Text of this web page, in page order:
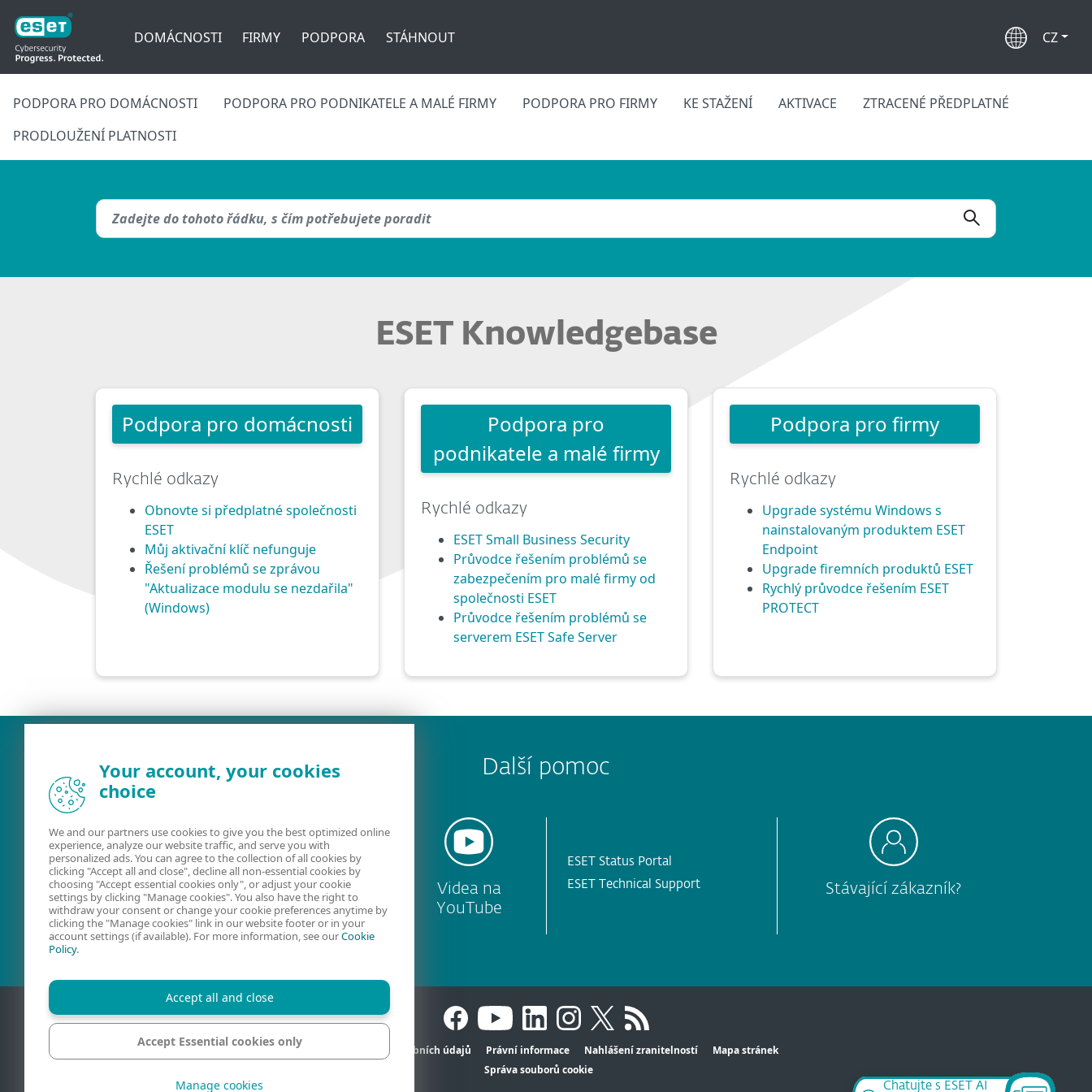
DOMÁCNOSTI FIRMY PODPORA STÁHNOUT CZ
PODPORA PRO DOMÁCNOSTI PODPORA PRO PODNIKATELE A MALÉ FIRMY PODPORA PRO FIRMY KE STAŽENÍ AKTIVACE
ZTRACENÉ PŘEDPLATNÉ
PRODLOUŽENÍ PLATNOSTI
ESET Knowledgebase
Podpora pro domácnosti
Rychlé odkazy
Obnovte si předplatné společnosti
ESET
Můj aktivační klíč nefunguje
Řešení problémů se zprávou
"Aktualizace modulu se nezdařila"
(Windows)
Podpora pro
podnikatele a malé firmy
Rychlé odkazy
ESET Small Business Security
Průvodce řešením problémů se
zabezpečením pro malé firmy od
společnosti ESET
Průvodce řešením problémů se
serverem ESET Safe Server
Podpora pro firmy
Rychlé odkazy
Upgrade systému Windows s
nainstalovaným produktem ESET
Endpoint
Upgrade firemních produktů ESET
Rychlý průvodce řešením ESET
PROTECT
Další pomoc
Uživatelské
příručky
ESET Fórum
Videa na
YouTube
ESET Status Portal
ESET Technical Support
Stávající zákazník?
Kontakt Ochrana osobních údajů Právní informace Nahlášení zranitelností
Mapa stránek
Správa souborů cookie
Chatujte s ESET AI
Your account, your cookies
choice
We and our partners use cookies to give you the best optimized online
experience, analyze our website traffic, and serve you with
personalized ads. You can agree to the collection of all cookies by
clicking "Accept all and close", decline all non-essential cookies by
choosing "Accept essential cookies only", or adjust your cookie
settings by clicking "Manage cookies". You also have the right to
withdraw your consent or change your cookie preferences anytime by
clicking the "Manage cookies" link in our website footer or in your
account settings (if available). For more information, see ourCookie
Policy.
Accept all and close
Accept Essential cookies only
Manage cookies